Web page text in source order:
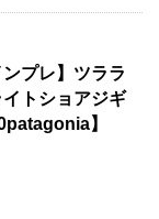
プレ】ツララ
トショアジギ
】